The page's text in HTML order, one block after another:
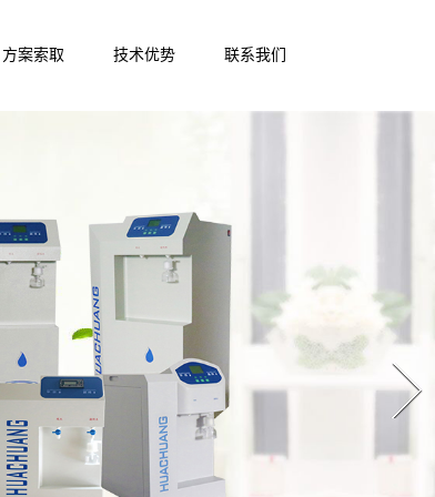
方案索取 技术优势 联系我们